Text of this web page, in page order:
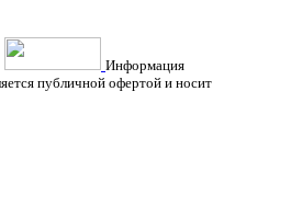
Информация
публичной офертой и носит